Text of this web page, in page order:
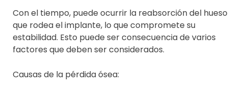
Con el tiempo, puede ocurrir la reabsorción del hueso
que rodea el implante, lo que compromete su
estabilidad. Esto puede ser consecuencia de varios
factores que deben ser considerados.
Causas de la pérdida ósea: